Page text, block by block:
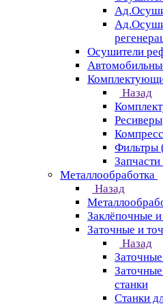
Осушители
Назад
Ресиверы
Фильтры
Металлообработка
Назад
Заклёпочные
Заточные и
Назад
станки
Станки